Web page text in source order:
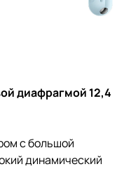
диафрагмой 12,4
с большой
динамический